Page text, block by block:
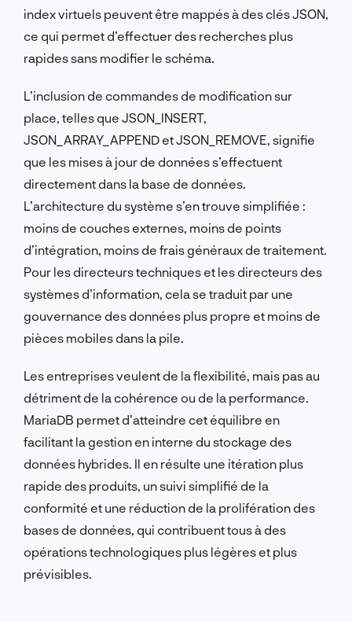
index virtuels peuvent être mappés à des clés JSON,
ce qui permet d’effectuer des recherches plus
rapides sans modifier le schéma.
L’inclusion de commandes de modification sur
place, telles que JSON_INSERT,
JSON_ARRAY_APPEND et JSON_REMOVE, signifie
que les mises à jour de données s’effectuent
directement dans la base de données.
L’architecture du système s’en trouve simplifiée :
moins de couches externes, moins de points
d’intégration, moins de frais généraux de traitement.
Pour les directeurs techniques et les directeurs des
systèmes d’information, cela se traduit par une
gouvernance des données plus propre et moins de
pièces mobiles dans la pile.
Les entreprises veulent de la flexibilité, mais pas au
détriment de la cohérence ou de la performance.
MariaDB permet d’atteindre cet équilibre en
facilitant la gestion en interne du stockage des
données hybrides. Il en résulte une itération plus
rapide des produits, un suivi simplifié de la
conformité et une réduction de la prolifération des
bases de données, qui contribuent tous à des
opérations technologiques plus légères et plus
prévisibles.